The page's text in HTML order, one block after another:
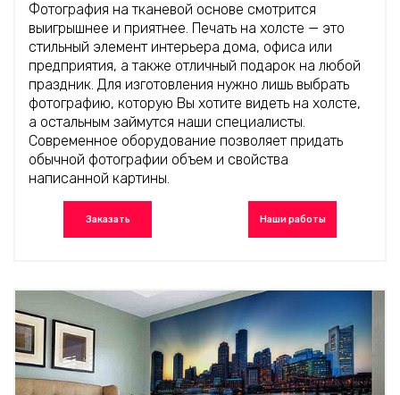
Фотография на тканевой основе смотрится
выигрышнее и приятнее. Печать на холсте — это
стильный элемент интерьера дома, офиса или
предприятия, а также отличный подарок на любой
праздник. Для изготовления нужно лишь выбрать
фотографию, которую Вы хотите видеть на холсте,
а остальным займутся наши специалисты.
Современное оборудование позволяет придать
обычной фотографии объем и свойства
написанной картины.
Заказать Наши работы